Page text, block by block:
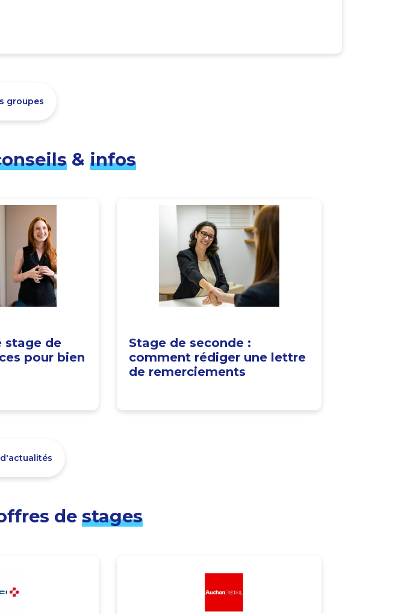
groupes
& infos
stage de
pour bien
Stage de seconde :
comment rédiger une lettre
de remerciements
de stages